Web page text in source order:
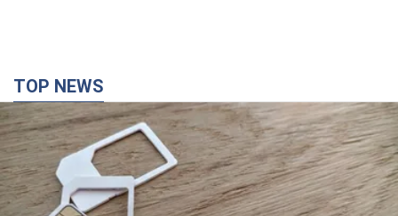
TOP NEWS